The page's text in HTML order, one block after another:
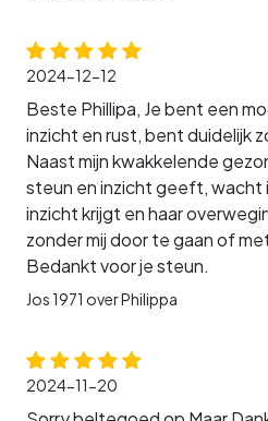
2024-12-12
Beste Phillipa, Je bent een
inzicht en rust, bent duidelijk
Naast mijn kwakkelende
steun en inzicht geeft, wacht
inzicht krijgt en haar
zonder mij door te gaan of
Bedankt voor je steun.
Jos 1971 over Philippa
2024-11-20